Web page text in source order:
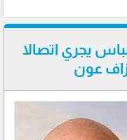
يجري اتصالا
عون